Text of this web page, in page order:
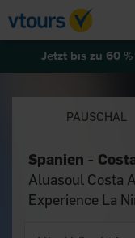
Jetzt bis zu 60 %
PAUSCHAL
Spanien -
Aluasoul Costa
Experience La